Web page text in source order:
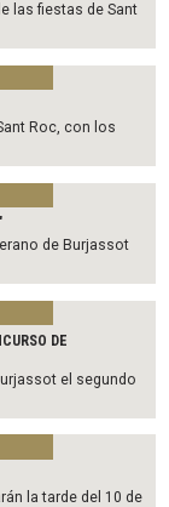
las fiestas de Sant
Roc, con los
de Burjassot
DE
el segundo
la tarde del 10 de